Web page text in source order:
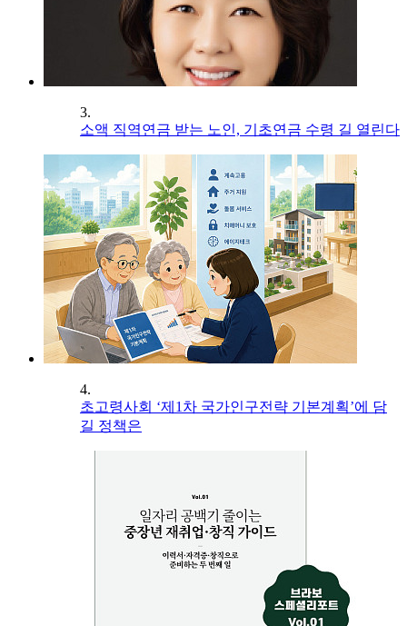
3.
소액 직역연금 받는 노인, 기초연금 수령 길 열린다
4.
초고령사회 ‘제1차 국가인구전략 기본계획’에 담
길 정책은